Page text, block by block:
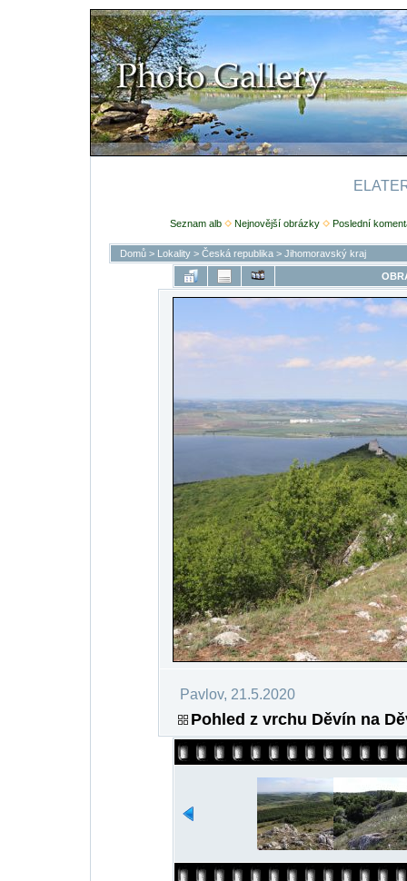
Seznam alb Nejnovější obrázky Poslední
Domů> Lokality> Česká republika> Jihomoravský kraj
Pavlov, 21.5.2020
Pohled z vrchu Děvín na